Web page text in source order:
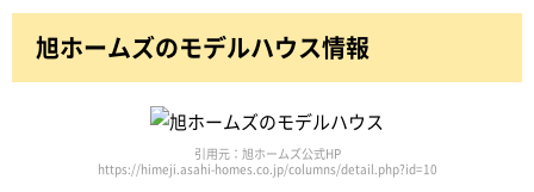
旭ホームズのモデルハウス情報
引用元：旭ホームズ公式HP
https://himeji.asahi-homes.co.jp/columns/detail.php?id=10